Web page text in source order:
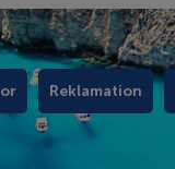
Reklamation